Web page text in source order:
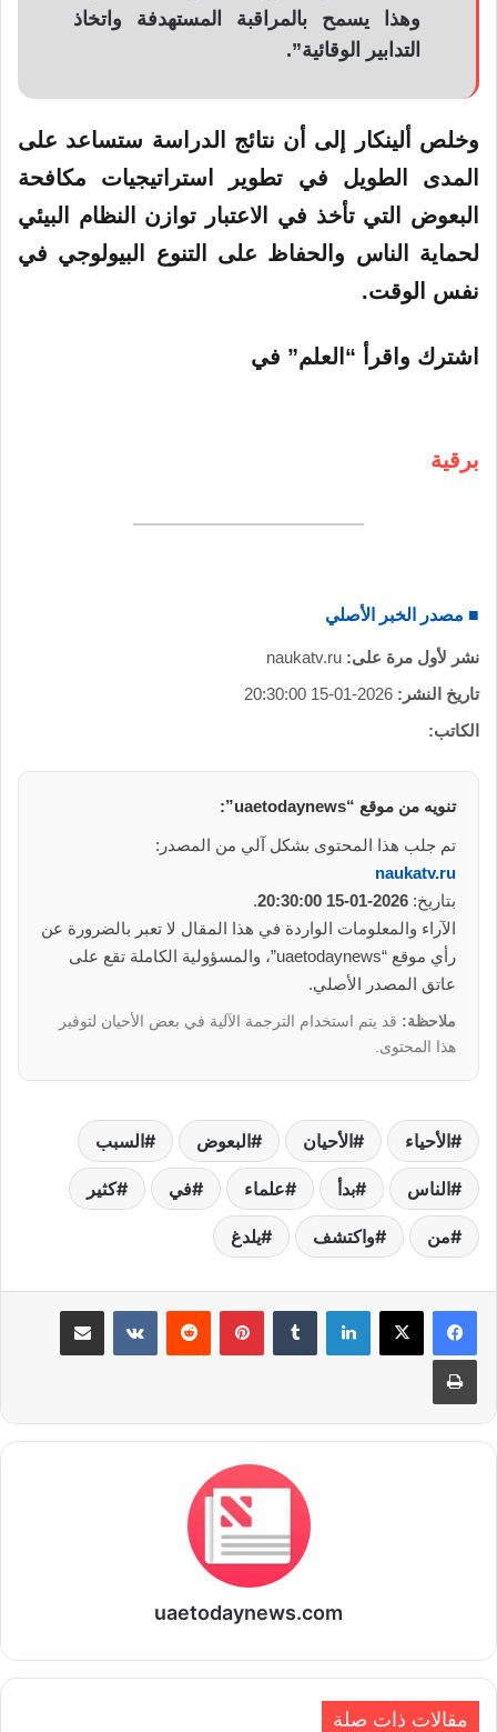
وهذا يسمح بالمراقبة المستهدفة واتخاذ
التدابير الوقائية”.
وخلص ألينكار إلى أن نتائج الدراسة ستساعد على
المدى الطويل في تطوير استراتيجيات مكافحة
البعوض التي تأخذ في الاعتبار توازن النظام البيئي
لحماية الناس والحفاظ على التنوع البيولوجي في
نفس الوقت.
اشترك واقرأ “العلم” في
برقية
■ مصدر الخبر الأصلي
نشر لأول مرة على: naukatv.ru
تاريخ النشر: 2026-01-15 20:30:00
الكاتب:
تنويه من موقع “uaetodaynews”:
تم جلب هذا المحتوى بشكل آلي من المصدر:
naukatv.ru
بتاريخ: 2026-01-15 20:30:00
.
الآراء والمعلومات الواردة في هذا المقال لا تعبر بالضرورة عن
رأي موقع “uaetodaynews”، والمسؤولية الكاملة تقع على
عاتق المصدر الأصلي.
ملاحظة: قد يتم استخدام الترجمة الآلية في بعض الأحيان لتوفير
هذا المحتوى.
الأحياء الأحيان البعوض السبب
الناس بدأ علماء في كثير
من واكتشف يلدغ
لينكدإن بينتيريست مشاركة عبر البريد
طباعة
uaetodaynews.com
مقالات ذات صلة